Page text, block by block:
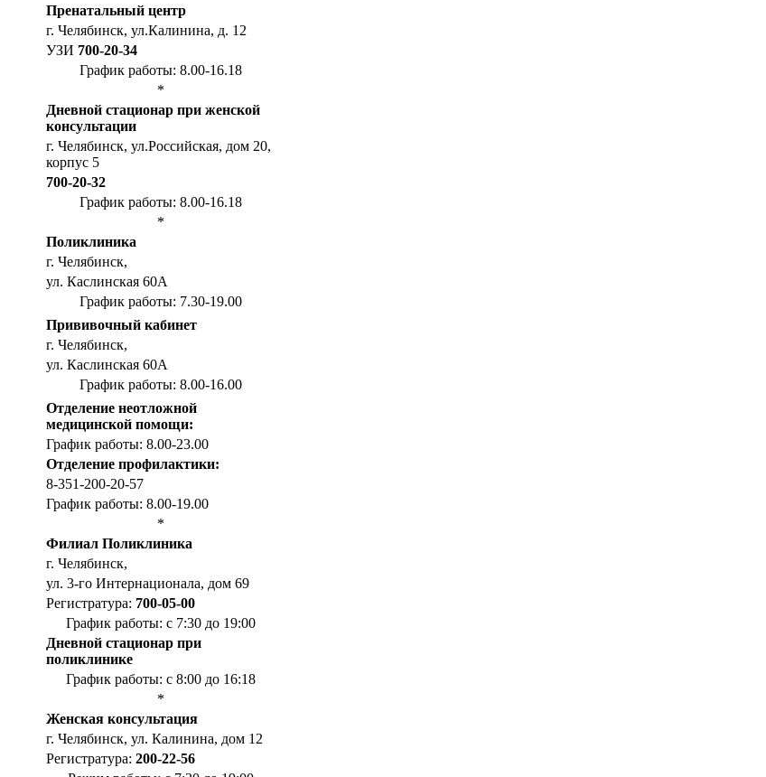
Пренатальный центр
г. Челябинск, ул.Калинина, д. 12
УЗИ 700-20-34
График работы: 8.00-16.18
*
Дневной стационар при женской
консультации
г. Челябинск, ул.Российская, дом 20,
корпус 5
700-20-32
График работы: 8.00-16.18
*
Поликлиника
г. Челябинск,
ул. Каслинская 60А
График работы: 7.30-19.00
Прививочный кабинет
г. Челябинск,
ул. Каслинская 60А
График работы: 8.00-16.00
Отделение неотложной
медицинской помощи:
График работы: 8.00-23.00
Отделение профилактики:
8-351-200-20-57
График работы: 8.00-19.00
*
Филиал Поликлиника
г. Челябинск,
ул. 3-го Интернационала, дом 69
Регистратура: 700-05-00
График работы: с 7:30 до 19:00
Дневной стационар при
поликлинике
График работы: с 8:00 до 16:18
*
Женская консультация
г. Челябинск, ул. Калинина, дом 12
Регистратура: 200-22-56